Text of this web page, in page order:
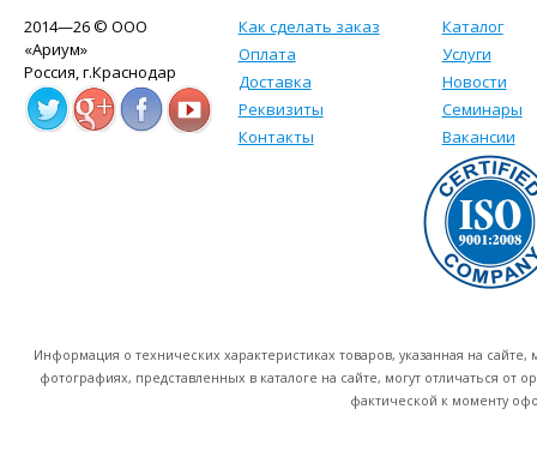
2014—26 © ООО
«Ариум»
Россия, г.Краснодар
Как сделать заказ
Оплата
Доставка
Реквизиты
Контакты
Каталог
Услуги
Новости
Семинары
Вакансии
Информация о технических характеристиках товаров, указанная на
фотографиях, представленных в каталоге на сайте, могут отличаться от
фактической к моменту